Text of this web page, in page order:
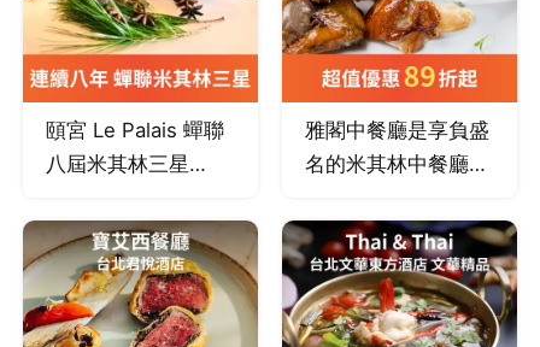
台北食客用舌尖歷覽
義大利美食。
將純粹的風味化作精
緻食藝，邀您親臨這
場不出國也能饗用的
星級盛宴。
頤宮 Le Palais 蟬聯
八屆米其林三星
唯一的星級傳奇。
嚴選頂級時令食材，
匠心演繹中華菜系與
精緻粵點。獲兩岸十
雅閣中餐廳是享負盛
名的米其林中餐廳，
米其林指南》米其林
一星殊榮。